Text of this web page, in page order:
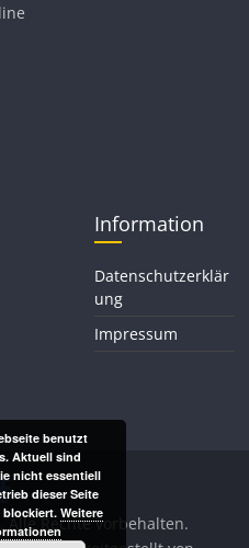
Information
Datenschutzerklär
ung
Impressum
. Alle Rechte vorbehalten.
benutzt
Aktuell sind
nicht essentiell
dieser Seite
Weitere